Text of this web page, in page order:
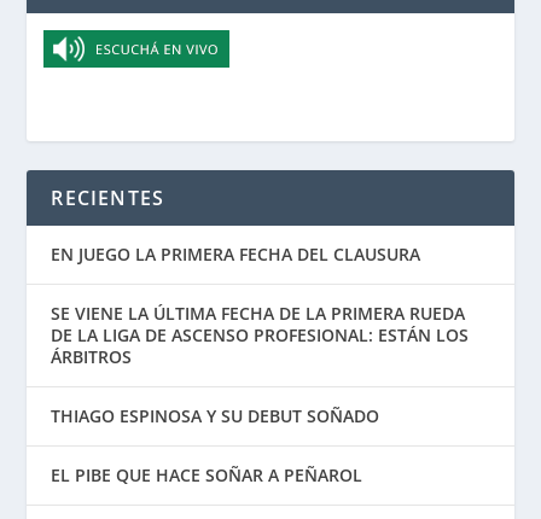
RECIENTES
EN JUEGO LA PRIMERA FECHA DEL CLAUSURA
SE VIENE LA ÚLTIMA FECHA DE LA PRIMERA RUEDA
DE LA LIGA DE ASCENSO PROFESIONAL: ESTÁN LOS
ÁRBITROS
THIAGO ESPINOSA Y SU DEBUT SOÑADO
EL PIBE QUE HACE SOÑAR A PEÑAROL